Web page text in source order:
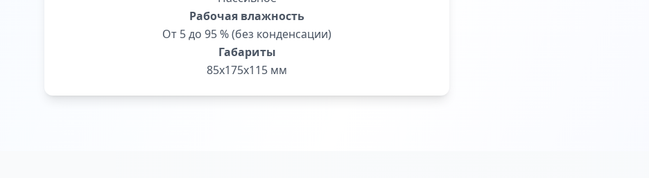
Рабочая влажность
От 5 до 95 % (без конденсации)
Габариты
85х175х115 мм